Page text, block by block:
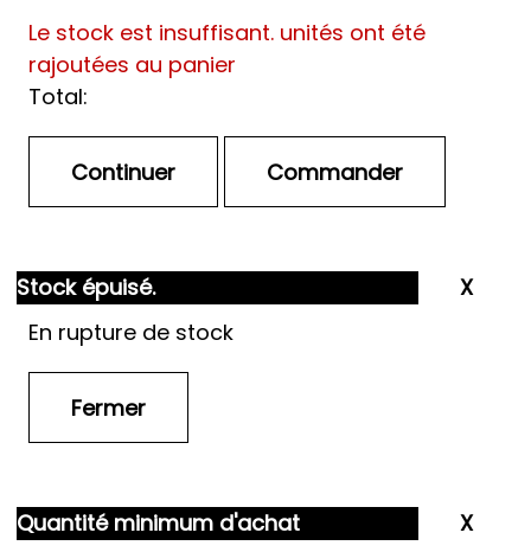
Le stock est insuffisant. unités ont été
rajoutées au panier
Total:
Stock épuisé.
En rupture de stock
Quantité minimum d'achat